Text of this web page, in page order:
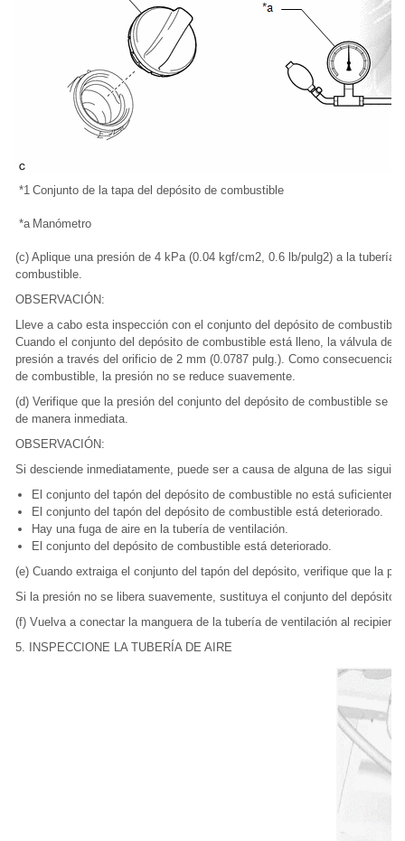
*1 Conjunto de la tapa del depósito de combustible
*a Manómetro
(c) Aplique una presión de 4 kPa (0.04 kgf/cm2, 0.6 lb/pulg2) a la tubería
combustible.
OBSERVACIÓN:
Lleve a cabo esta inspección con el conjunto del depósito de
Cuando el conjunto del depósito de combustible está lleno, la válvula de
presión a través del orificio de 2 mm (0.0787 pulg.). Como
de combustible, la presión no se reduce suavemente.
(d) Verifique que la presión del conjunto del depósito de combustible se
de manera inmediata.
OBSERVACIÓN:
Si desciende inmediatamente, puede ser a causa de alguna de las
El conjunto del tapón del depósito de combustible no está
El conjunto del tapón del depósito de combustible está deteriorado.
Hay una fuga de aire en la tubería de ventilación.
El conjunto del depósito de combustible está deteriorado.
(e) Cuando extraiga el conjunto del tapón del depósito, verifique que la
Si la presión no se libera suavemente, sustituya el conjunto del depósito
(f) Vuelva a conectar la manguera de la tubería de ventilación al
5. INSPECCIONE LA TUBERÍA DE AIRE